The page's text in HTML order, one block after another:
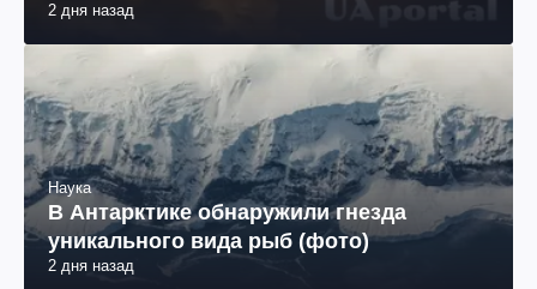
2 дня назад
Наука
В Антарктике обнаружили гнезда
уникального вида рыб (фото)
2 дня назад